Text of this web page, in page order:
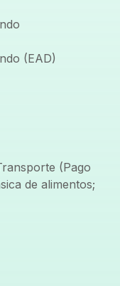
(EAD)
(Pago
de alimentos;